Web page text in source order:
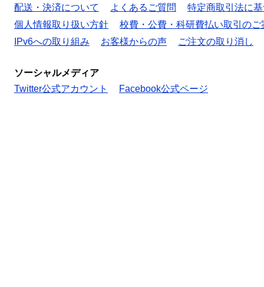
配送・決済について
よくあるご質問
特定商取引法に
個人情報取り扱い方針
校費・公費・科研費払い取引のご
IPv6への取り組み
お客様からの声 ご注文の取り消し
ソーシャルメディア
Twitter公式アカウント
Facebook公式ページ